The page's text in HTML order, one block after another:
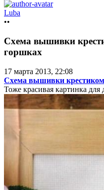
Luba
••
Схема вышивки
горшках
17 марта 2013, 22:08
Схема вышивки крестиком
Тоже красивая картинка для